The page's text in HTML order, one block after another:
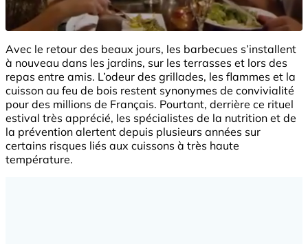
Avec le retour des beaux jours, les barbecues s’installent
à nouveau dans les jardins, sur les terrasses et lors des
repas entre amis. L’odeur des grillades, les flammes et la
cuisson au feu de bois restent synonymes de convivialité
pour des millions de Français. Pourtant, derrière ce rituel
estival très apprécié, les spécialistes de la nutrition et de
la prévention alertent depuis plusieurs années sur
certains risques liés aux cuissons à très haute
température.